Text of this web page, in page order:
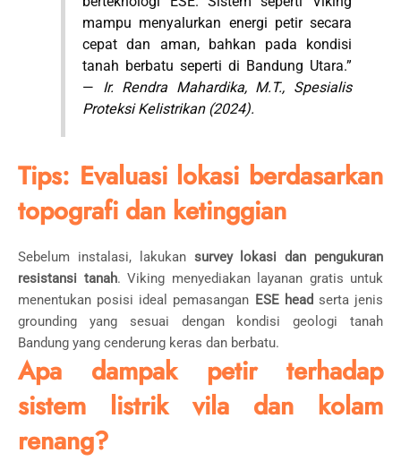
mampu menyalurkan energi petir secara
cepat dan aman, bahkan pada kondisi
tanah berbatu seperti di Bandung Utara.”
— Ir. Rendra Mahardika, M.T., Spesialis
Proteksi Kelistrikan (2024).
Tips: Evaluasi lokasi berdasarkan
topografi dan ketinggian
Sebelum instalasi, lakukan survey lokasi dan pengukuran
resistansi tanah. Viking menyediakan layanan gratis untuk
menentukan posisi ideal pemasangan ESE head serta jenis
grounding yang sesuai dengan kondisi geologi tanah
Bandung yang cenderung keras dan berbatu.
Apa dampak petir terhadap
sistem listrik vila dan kolam
renang?